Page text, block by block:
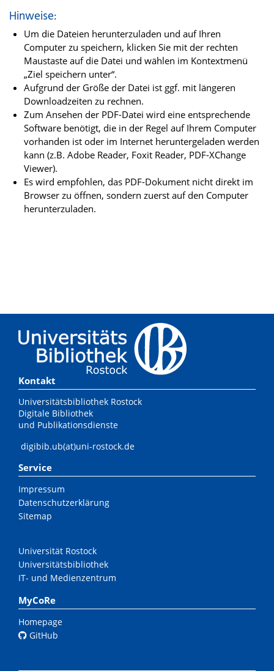
Hinweise:
Um die Dateien herunterzuladen und auf Ihren
Computer zu speichern, klicken Sie mit der rechten
Maustaste auf die Datei und wählen im Kontextmenü
„Ziel speichern unter“.
Aufgrund der Größe der Datei ist ggf. mit längeren
Downloadzeiten zu rechnen.
Zum Ansehen der PDF-Datei wird eine entsprechende
Software benötigt, die in der Regel auf Ihrem Computer
vorhanden ist oder im Internet heruntergeladen werden
kann (z.B. Adobe Reader, Foxit Reader, PDF-XChange
Viewer).
Es wird empfohlen, das PDF-Dokument nicht direkt im
Browser zu öffnen, sondern zuerst auf den Computer
herunterzuladen.
Kontakt
Universitätsbibliothek Rostock
Digitale Bibliothek
und Publikationsdienste
digibib.ub(at)uni-rostock.de
Service
Impressum
Datenschutzerklärung
Sitemap
Universität Rostock
Universitätsbibliothek
IT- und Medienzentrum
MyCoRe
Homepage
GitHub